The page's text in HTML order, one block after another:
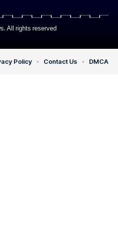
All rights reserved
Policy Contact Us DMCA